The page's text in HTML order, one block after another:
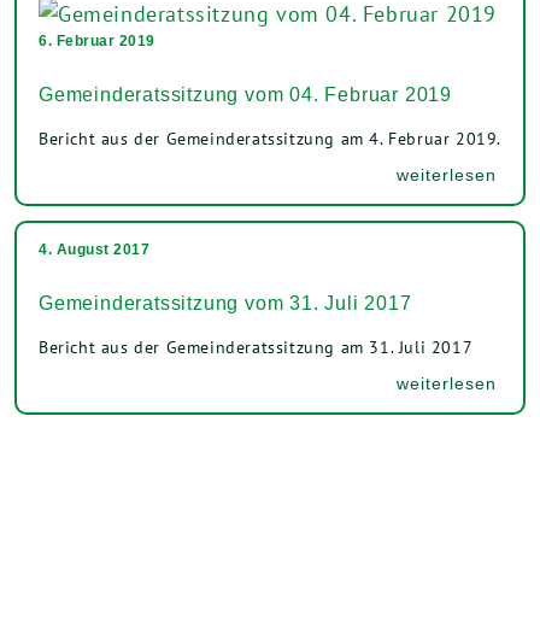
6. Februar 2019
Gemeinderatssitzung vom 04. Februar 2019
Bericht aus der Gemeinderatssitzung am 4. Februar 2019.
weiterlesen
4. August 2017
Gemeinderatssitzung vom 31. Juli 2017
Bericht aus der Gemeinderatssitzung am 31. Juli 2017
weiterlesen